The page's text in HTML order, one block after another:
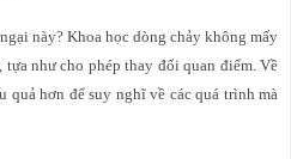
này? Khoa học dòng chảy không mấy
như cho phép thay đổi quan điểm. Về
quả hơn để suy nghĩ về các quá trình mà